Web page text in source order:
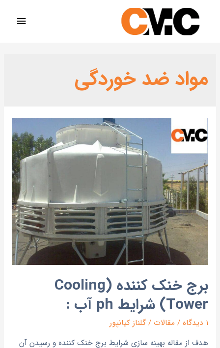
مواد ضد خوردگی
برج خنک کننده (Cooling
Tower) شرایط ph آب :
1 دیدگاه / مقالات / گلناز کیانپور
هدف از مقاله بهینه سازی شرایط برج خنک کننده و رسیدن آن